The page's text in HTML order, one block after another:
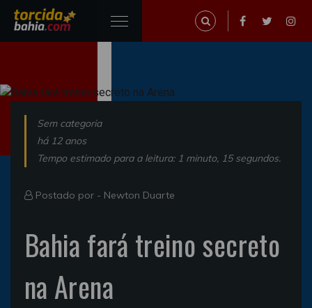
Sem categoria
há 12 anos
Tempo estimado para a leitura: 1 minuto, 15 segundos.
Postado por - Newton Duarte
Bahia fará treino secreto
na Arena